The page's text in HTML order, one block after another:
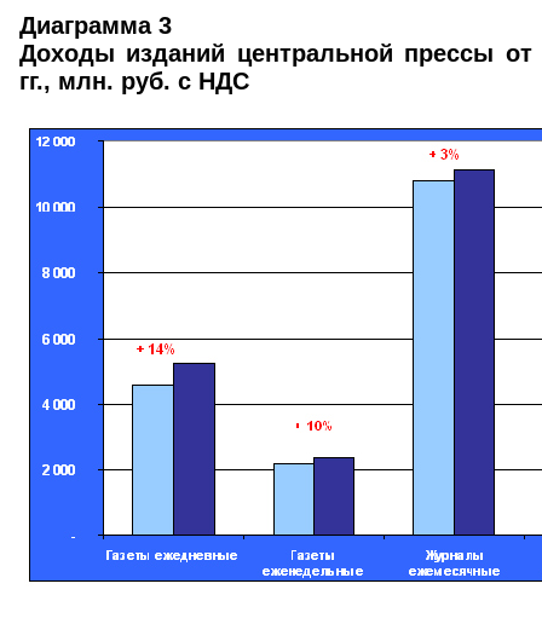
Диаграмма 3
Доходы изданий центральной прессы от
гг., млн. руб. с НДС